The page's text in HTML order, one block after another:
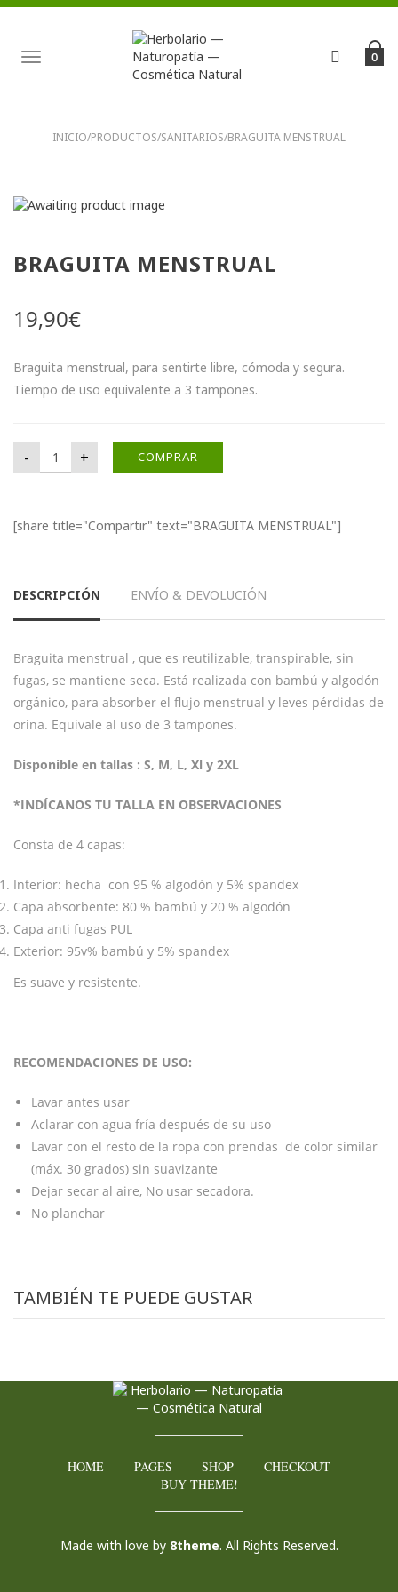
TOGGLE
NAVIGATION
0
INICIO/PRODUCTOS/SANITARIOS/BRAGUITA MENSTRUAL
BRAGUITA MENSTRUAL
19,90€
Braguita menstrual, para sentirte libre, cómoda y segura.
Tiempo de uso equivalente a 3 tampones.
-
BRAGUITA MENSTRUAL cantidad
+ COMPRAR
[share title="Compartir" text="BRAGUITA MENSTRUAL"]
DESCRIPCIÓN ENVÍO & DEVOLUCIÓN
Braguita menstrual , que es reutilizable, transpirable, sin
fugas, se mantiene seca. Está realizada con bambú y algodón
orgánico, para absorber el flujo menstrual y leves pérdidas de
orina. Equivale al uso de 3 tampones.
Disponible en tallas : S, M, L, Xl y 2XL
*INDÍCANOS TU TALLA EN OBSERVACIONES
Consta de 4 capas:
Interior: hecha con 95 % algodón y 5% spandex
Capa absorbente: 80 % bambú y 20 % algodón
Capa anti fugas PUL
Exterior: 95v% bambú y 5% spandex
Es suave y resistente.
RECOMENDACIONES DE USO:
Lavar antes usar
Aclarar con agua fría después de su uso
Lavar con el resto de la ropa con prendas de color similar
(máx. 30 grados) sin suavizante
Dejar secar al aire, No usar secadora.
No planchar
TAMBIÉN TE PUEDE GUSTAR
HOME PAGES SHOP
CHECKOUT
BUY THEME!
Made with love by 8theme. All Rights Reserved.